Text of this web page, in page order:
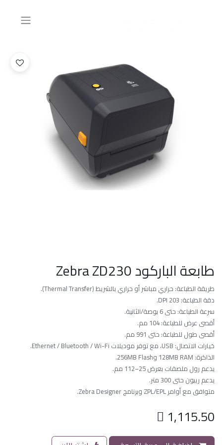
طابعة الباركود Zebra ZD230
طريقة الطباعة: حراري مباشر أو حراري بالشريط (Thermal Transfer).
دقة الطباعة: 203 DPI.
سرعة الطباعة: حتى 6 بوصة/الثانية.
أقصى عرض للطباعة: 104 مم.
أقصى طول للطباعة: حتى 991 مم.
خيارات الاتصال: USB، مع توفر موديلات Ethernet / Bluetooth / Wi-Fi.
الذاكرة: 128MB RAM و256MB Flash.
يدعم رول ملصقات بعرض 25–112 مم.
يدعم ريبون حتى 300 متر.
متوافق مع أوامر ZPL/EPL وبرنامج Zebra Designer.
 1,115.50